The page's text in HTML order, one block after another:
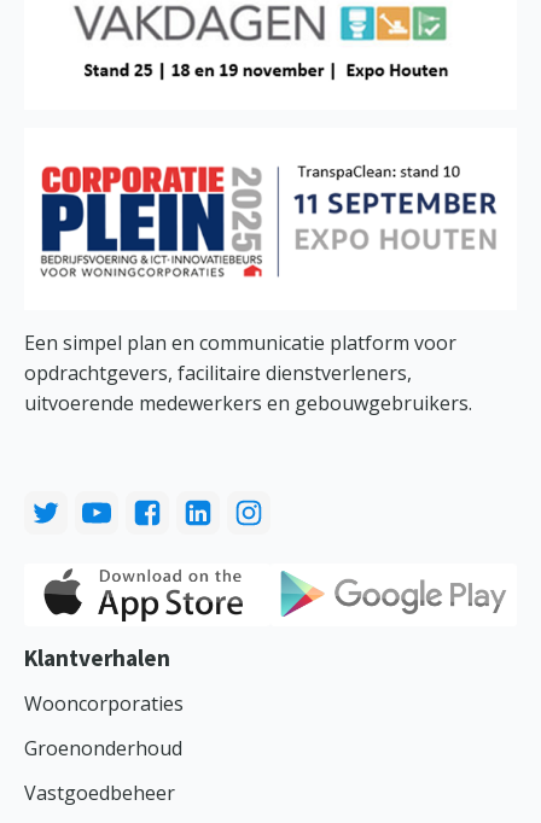
Een simpel plan en communicatie platform voor
opdrachtgevers, facilitaire dienstverleners,
uitvoerende medewerkers en gebouwgebruikers.
Klantverhalen
Wooncorporaties
Groenonderhoud
Vastgoedbeheer